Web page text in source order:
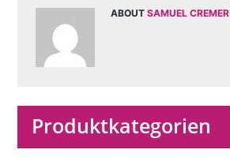
ABOUT SAMUEL CREMER
Produktkategorien